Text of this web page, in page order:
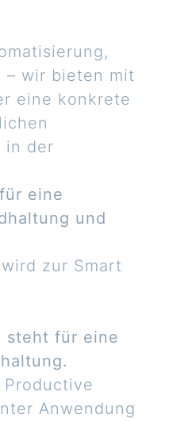
– wir bieten mit
eine konkrete
in der
eine
und
zur Smart
steht für eine
Anwendung